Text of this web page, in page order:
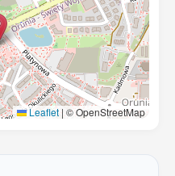
Leaflet | © OpenStreetMap